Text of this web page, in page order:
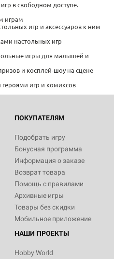
в свободном доступе.
играм
игр и аксессуаров к ним
настольных игр
игры для малышей и
и косплей-шоу на сцене
игр и комиксов
ПОКУПАТЕЛЯМ
Подобрать игру
Бонусная программа
Информация о заказе
Возврат товара
Помощь с правилами
Архивные игры
Товары без скидки
Мобильное приложение
НАШИ ПРОЕКТЫ
Hobby World